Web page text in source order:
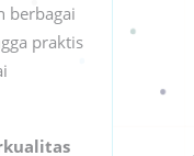
berbagai
praktis